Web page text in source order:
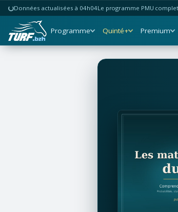
Données actualisées à 04h04Le programme PMU
Programme Quinté+ Premium